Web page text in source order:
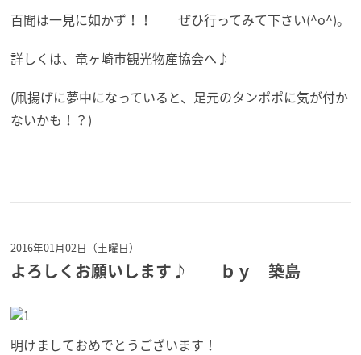
百聞は一見に如かず！！ ぜひ行ってみて下さい(^o^)。
詳しくは、竜ヶ崎市観光物産協会へ♪
(凧揚げに夢中になっていると、足元のタンポポに気が付か
ないかも！？)
2016年01月02日（土曜日）
よろしくお願いします♪ ｂｙ 築島
明けましておめでとうございます！